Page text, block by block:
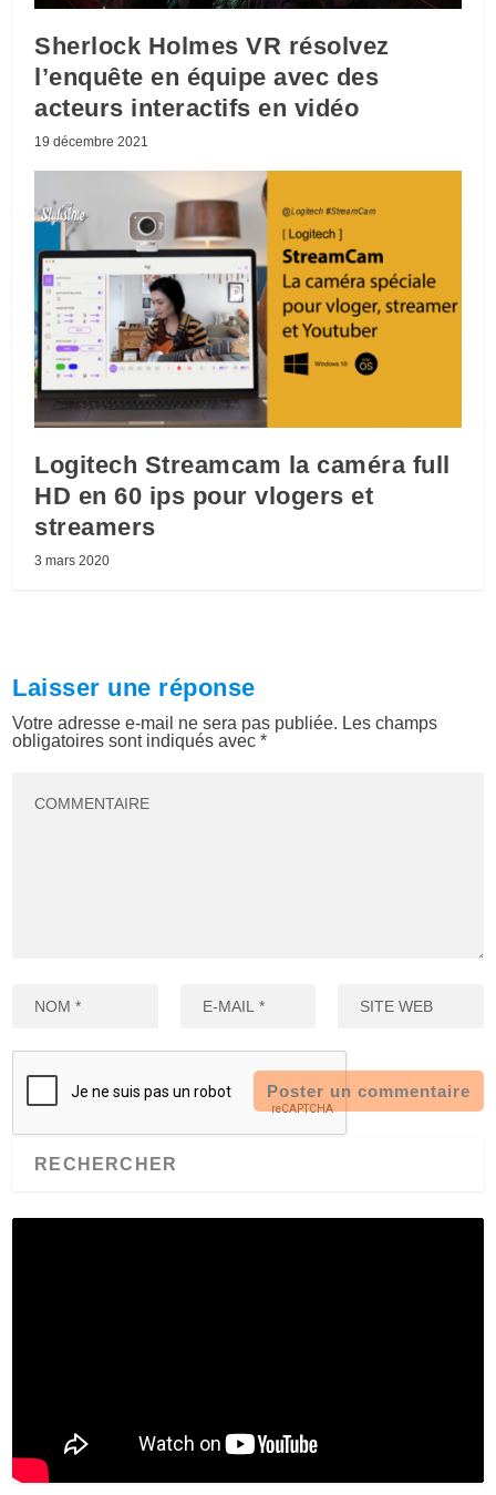
Sherlock Holmes VR résolvez
l’enquête en équipe avec des
acteurs interactifs en vidéo
19 décembre 2021
Logitech Streamcam la caméra full
HD en 60 ips pour vlogers et
streamers
3 mars 2020
Laisser une réponse
Votre adresse e-mail ne sera pas publiée. Les champs
obligatoires sont indiqués avec*